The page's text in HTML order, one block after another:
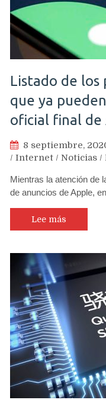
Listado de
que ya
oficial final de
8 septiembre,
/ Internet / Noticias /
Mientras la atención de
de anuncios de Apple,
Lee más